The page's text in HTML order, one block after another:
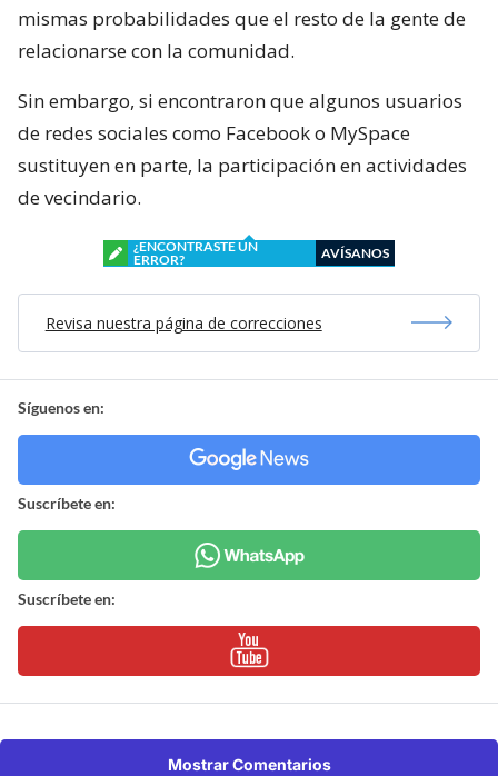
mismas probabilidades que el resto de la gente de
relacionarse con la comunidad.
Sin embargo, si encontraron que algunos usuarios
de redes sociales como Facebook o MySpace
sustituyen en parte, la participación en actividades
de vecindario.
¿ENCONTRASTE UN
ERROR?
AVÍSANOS
Revisa nuestra página de correcciones
Síguenos en:
Suscríbete en:
Suscríbete en:
Mostrar Comentarios